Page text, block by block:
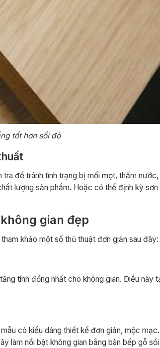
tốt hơn sồi đỏ
để tránh tình trạng bị mối mọt, thấm
lượng sản phẩm. Hoặc có thể định kỳ sơn
gian đẹp
khảo một số thủ thuật đơn giản sau đây:
tính đồng nhất cho không gian. Điều này
có kiểu dáng thiết kế đơn giản, mộc
làm nổi bật không gian bằng bàn bếp gỗ